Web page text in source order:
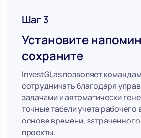
Шаг 3
Установите
сохраните
InvestGLas позволяет
сотрудничать благодаря
задачами и автоматически
точные табели учета рабочего
основе времени, затраченного
проекты.